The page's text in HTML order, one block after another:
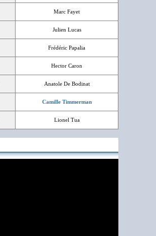
Marc Fayet
Julien Lucas
Frédéric Papalia
Hector Caron
Anatole De Bodinat
Camille Timmerman
Lionel Tua